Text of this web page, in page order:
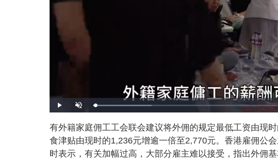
P
l
U
n
t
e
L
o
e
d
2
.
3
有外籍家庭佣工工会联会建议将外佣的规定最低工资由现
食津贴由现时的1,236元增逾一倍至2,770元。香港雇佣公
时表示，有关加幅过高，大部分雇主难以接受，指出外佣